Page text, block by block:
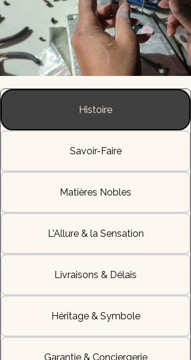
Histoire
Savoir-Faire
Matières Nobles
L'Allure & la Sensation
Livraisons & Délais
Héritage & Symbole
Garantie & Conciergerie